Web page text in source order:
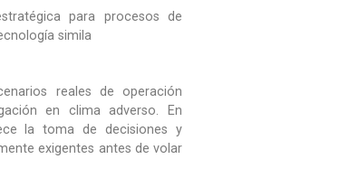
para procesos de
simila
reales de operación
en clima adverso. En
la toma de decisiones y
exigentes antes de volar